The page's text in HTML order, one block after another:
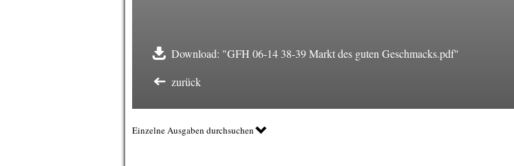
Download: "GFH 06-14 38-39 Markt des guten Geschmacks.pdf"
zurück
Einzelne Ausgaben durchsuchen